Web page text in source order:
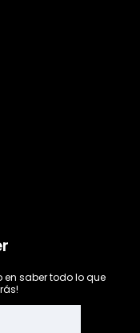
en saber todo lo que